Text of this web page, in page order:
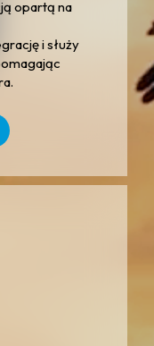
opartą na
i służy